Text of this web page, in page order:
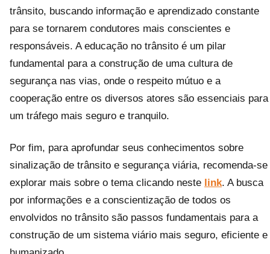
trânsito, buscando informação e aprendizado constante
para se tornarem condutores mais conscientes e
responsáveis. A educação no trânsito é um pilar
fundamental para a construção de uma cultura de
segurança nas vias, onde o respeito mútuo e a
cooperação entre os diversos atores são essenciais para
um tráfego mais seguro e tranquilo.
Por fim, para aprofundar seus conhecimentos sobre
sinalização de trânsito e segurança viária, recomenda-se
explorar mais sobre o tema clicando neste link. A busca
por informações e a conscientização de todos os
envolvidos no trânsito são passos fundamentais para a
construção de um sistema viário mais seguro, eficiente e